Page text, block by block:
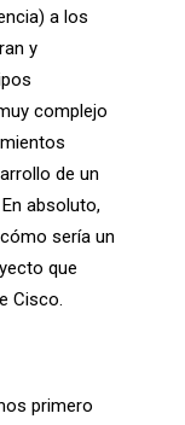
a los
y
complejo
de un
absoluto,
sería un
que
Cisco.
primero